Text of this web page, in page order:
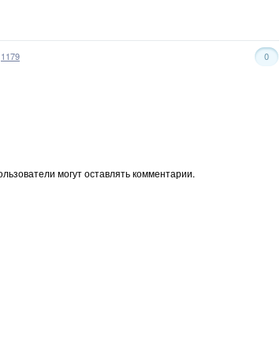
0
1179
могут оставлять комментарии.